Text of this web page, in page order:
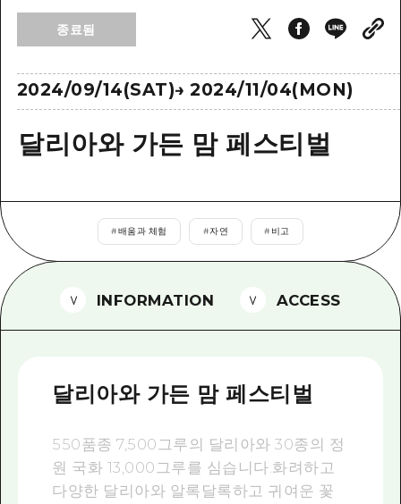
나이트 라이프
세계유산
배움과 체험
역사/문화
자연
야마구치(山口)현 동부
빠른 여행
반나절
1박 2일
미야지마(宮島) 주변
야마구치(山口)현 동부
에히메(愛媛)현
시마네(島根)현
접근
보조 트래픽 요약
시설 혼잡 상황
수하물 보관 및 배송 서비스
외국인 여행자용 거리 관광안내소
자원봉사 가이드
히로시마현내 매력을 동영상으로 소개!
재해가 발생했을 때의 교통 정보
관광 안내 책자
종료됨
2024/09/14(SAT)→2024/11/04(MON)
달리아와 가든 맘 페스티벌
#배움과 체험 #자연 # 비고
INFORMATION ACCESS
달리아와 가든 맘 페스티벌
550품종 7,500그루의 달리아와 30종의 정
원 국화 13,000그루를 심습니다.화려하고
다양한 달리아와 알록달록하고 귀여운 꽃